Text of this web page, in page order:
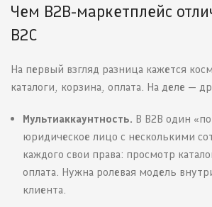
Чем B2B-маркетплейс
B2C
На первый взгляд разница кажется
каталоги, корзина, оплата. На деле —
Мультиаккаунтность. В B2B один
юридическое лицо с несколькими
каждого свои права: просмотр
оплата. Нужна ролевая модель
клиента.